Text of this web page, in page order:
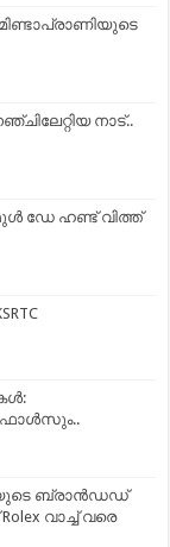
നാട്..
ഡേ ഹണ്ട് വിത്ത്
ഫാൾസും..
രൂപയുടെ ബ്രാൻഡഡ്
വാച്ച് വരെ